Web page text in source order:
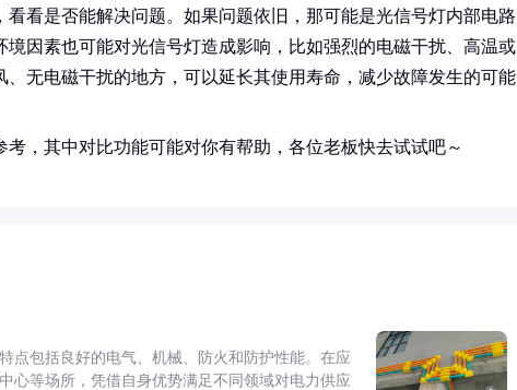
看是否能解决问题。如果问题依旧，那可能是光信号灯内部电路
因素也可能对光信号灯造成影响，比如强烈的电磁干扰、高温或
无电磁干扰的地方，可以延长其使用寿命，减少故障发生的可能
，其中对比功能可能对你有帮助，各位老板快去试试吧～
点包括良好的电气、机械、防火和防护性能。在应
心等场所，凭借自身优势满足不同领域对电力供应